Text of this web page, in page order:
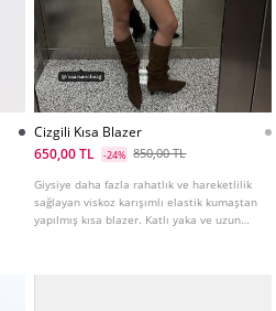
Cizgili Kısa Blazer
650,00 TL
-24% 850,00 TL
Giysiye daha fazla rahatlık ve hareketlilik
sağlayan viskoz karışımlı elastik kumaştan
yapılmış kısa blazer. Katlı yaka ve uzun